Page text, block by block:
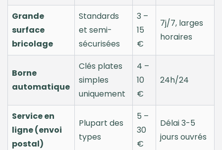
Grande
surface
bricolage
Standards
et semi-
sécurisées
3 –
15
€
7j/7, larges
horaires
Borne
automatique
Clés plates
simples
uniquement
4 –
10
€
24h/24
Service en
ligne (envoi
postal)
Plupart des
types
5 –
30
€
Délai 3-5
jours ouvrés